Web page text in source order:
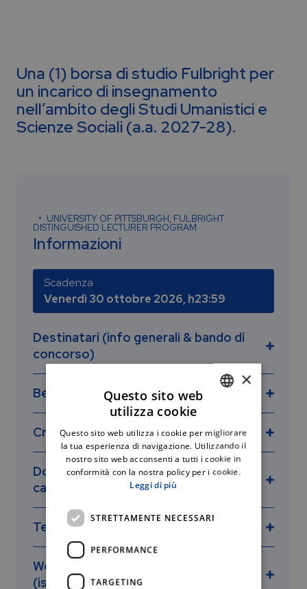
Una (1) borsa di studio Fulbright per
un incarico di insegnamento
nell’ambito degli Studi Umanistici e
Scienze Sociali (a.a. 2027-28).
UNIVERSITY OF PITTSBURGH, FULBRIGHT
DISTINGUISHED LECTURER PROGRAM
Informazioni
Scadenza
Venerdì 30 ottobre 2026, h23:59
Destinatari (info generali & bando di
concorso)
Fulbright – Distinguished Chair
Italian Studies
Fulbright – Distinguished
Chair – University of Pittsburgh
Benefits & Caratteristiche
Criteri di esclusione
Documentazione richiesta per la
candidatura
(h23:59)
Tempistica
Webinar: giugno e settembre
(iscrizione e registrazioni)
ENGLISH
×
Questo sito web
utilizza cookie
Questo sito web utilizza i cookie per migliorare
la tua esperienza di navigazione. Utilizzando il
nostro sito web acconsenti a tutti i cookie in
conformità con la nostra policy per i cookie.
Leggi di più
STRETTAMENTE NECESSARI
PERFORMANCE
TARGETING